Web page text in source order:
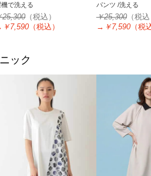
機で洗える
25,300（税込）
￥7,590 （税込）
パンツ /洗える
￥25,300（税
→ ￥7,590（税
ック